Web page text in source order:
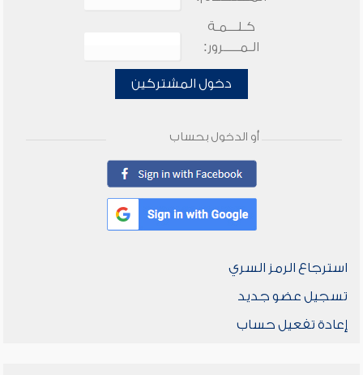
كـلـــمـة
الـمـــــرور:
دخول المشتركين
أو الدخول بحساب
استرجاع الرمز السري
تسجيل عضو جديد
إعادة تفعيل حساب